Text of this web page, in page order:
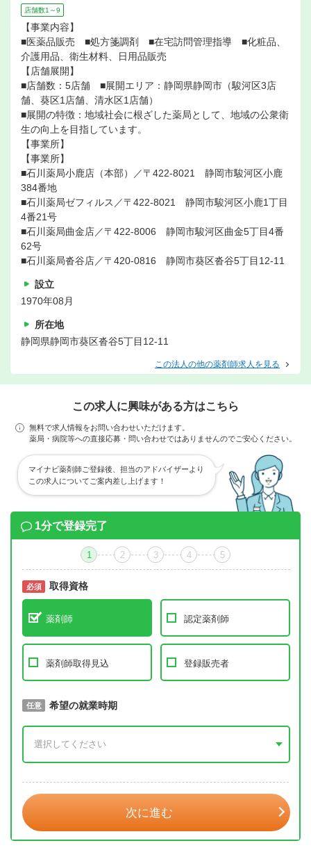
店舗数1～9
【事業内容】
■医薬品販売 ■処方箋調剤 ■在宅訪問管理指導 ■化粧品、
介護用品、衛生材料、日用品販売
【店舗展開】
■店舗数：5店舗 ■展開エリア：静岡県静岡市（駿河区3店
舗、葵区1店舗、清水区1店舗）
■展開の特徴：地域社会に根ざした薬局として、地域の公衆衛
生の向上を目指しています。
【事業所】
【事業所】
■石川薬局小鹿店（本部）／〒422-8021 静岡市駿河区小鹿
384番地
■石川薬局ゼフィルス／〒422-8021 静岡市駿河区小鹿1丁目
4番21号
■石川薬局曲金店／〒422-8006 静岡市駿河区曲金5丁目4番
62号
■石川薬局沓谷店／〒420-0816 静岡市葵区沓谷5丁目12-11
設立
1970年08月
所在地
静岡県静岡市葵区沓谷5丁目12-11
この法人の他の薬剤師求人を見る
この求人に興味がある方はこちら
無料で求人情報をお問い合わせいただけます。
薬局・病院等への直接応募・問い合わせではありませんのでご安心ください。
マイナビ薬剤師ご登録後、担当のアドバイザーより
この求人についてご案内差し上げます！
1分で登録完了
1 2 3 4 5
必須 取得資格
薬剤師 認定薬剤師
薬剤師取得見込 登録販売者
必須 取得予定年
任意 希望の就業時期
次に進む